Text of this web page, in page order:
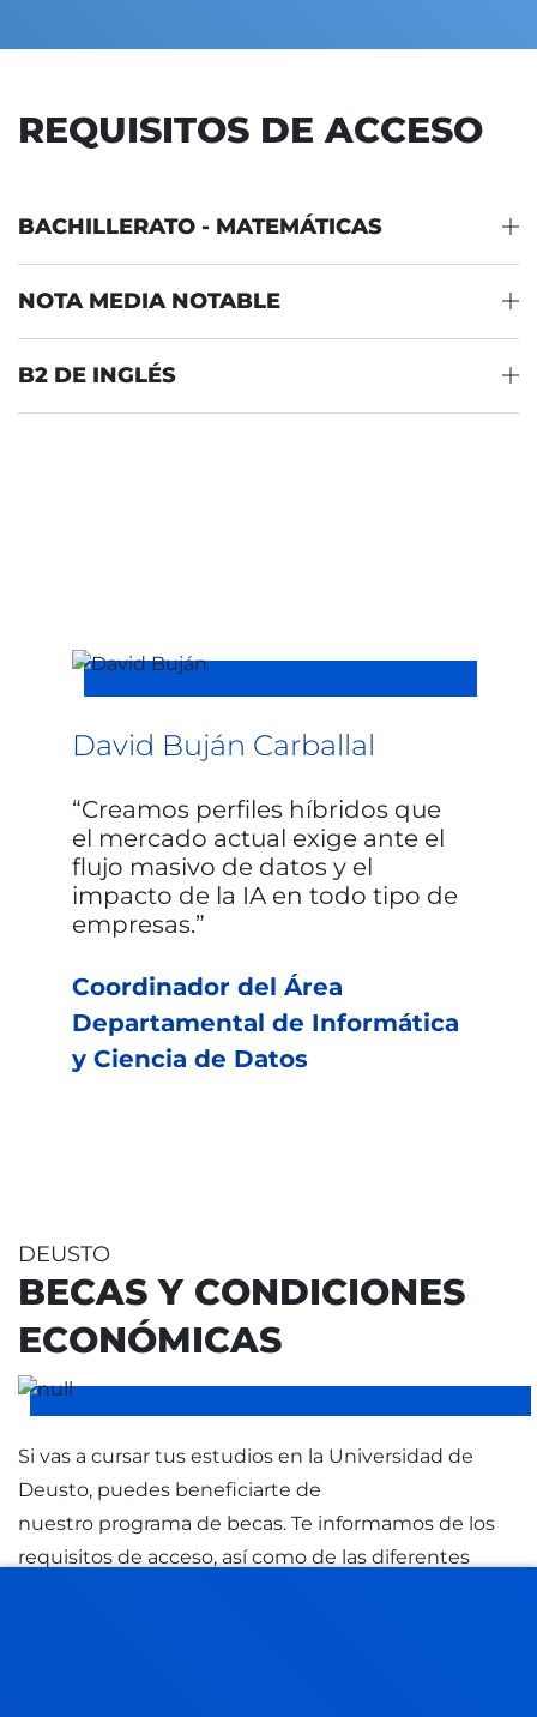
REQUISITOS DE ACCESO
BACHILLERATO - MATEMÁTICAS
NOTA MEDIA NOTABLE
B2 DE INGLÉS
David Buján Carballal
Creamos perfiles híbridos que
el mercado actual exige ante el
flujo masivo de datos y el
impacto de la IA en todo tipo de
empresas.
Coordinador del Área
Departamental de Informática
y Ciencia de Datos
DEUSTO
BECAS Y CONDICIONES
ECONÓMICAS
Si vas a cursar tus estudios en la Universidad de
Deusto, puedes beneficiarte de
nuestro programa de becas. Te informamos de los
requisitos de acceso, así como de las diferentes